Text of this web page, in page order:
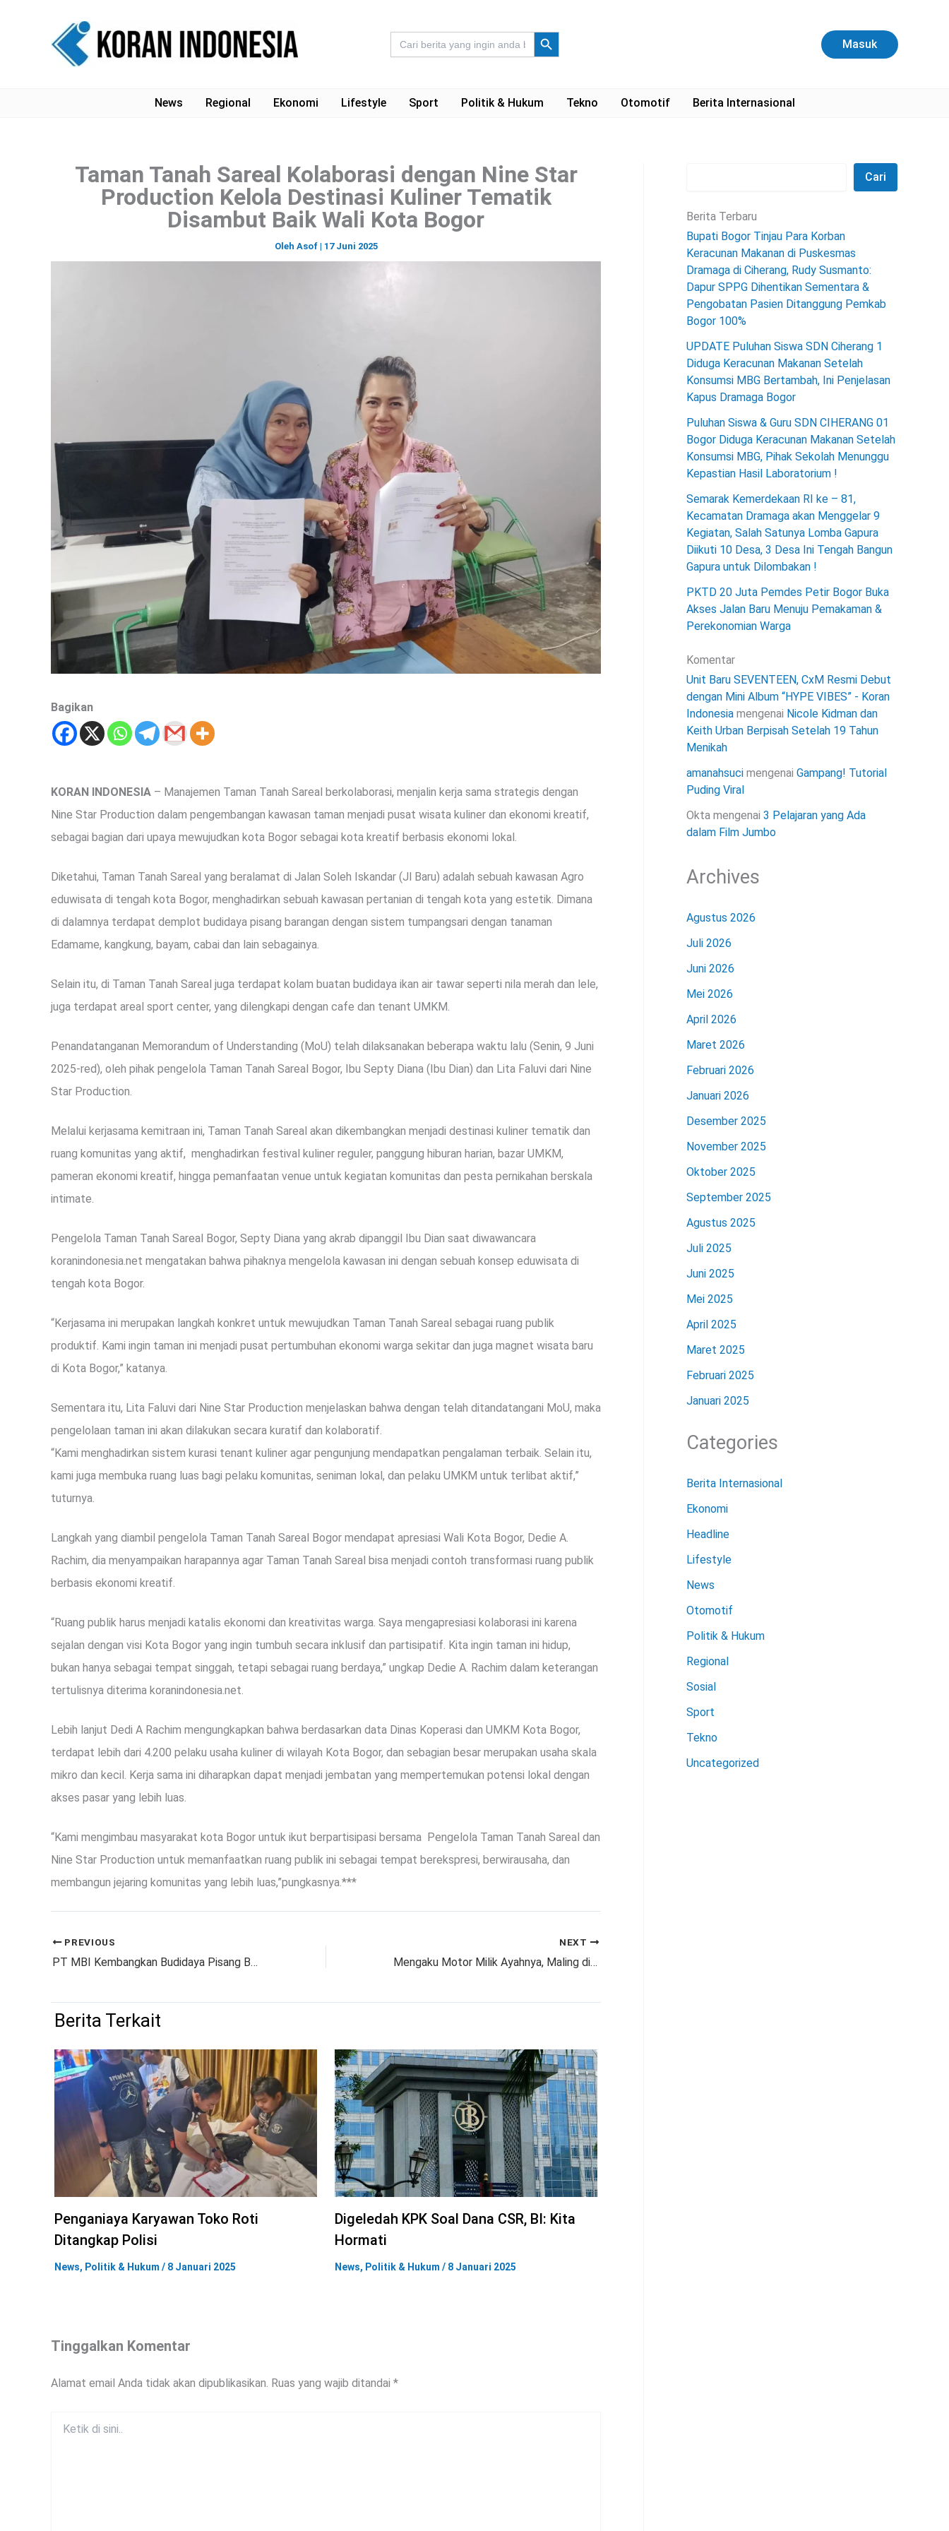
Search
for:
Search Button
Masuk
News Regional Ekonomi Lifestyle Sport Politik & Hukum Tekno Otomotif Berita Internasional
Taman Tanah Sareal Kolaborasi dengan Nine Star
Production Kelola Destinasi Kuliner Tematik
Disambut Baik Wali Kota Bogor
Oleh Asof | 17 Juni 2025
Bagikan
KORAN INDONESIA – Manajemen Taman Tanah Sareal berkolaborasi, menjalin kerja sama strategis dengan
Nine Star Production dalam pengembangan kawasan taman menjadi pusat wisata kuliner dan ekonomi kreatif,
sebagai bagian dari upaya mewujudkan kota Bogor sebagai kota kreatif berbasis ekonomi lokal.
Diketahui, Taman Tanah Sareal yang beralamat di Jalan Soleh Iskandar (Jl Baru) adalah sebuah kawasan Agro
eduwisata di tengah kota Bogor, menghadirkan sebuah kawasan pertanian di tengah kota yang estetik. Dimana
di dalamnya terdapat demplot budidaya pisang barangan dengan sistem tumpangsari dengan tanaman
Edamame, kangkung, bayam, cabai dan lain sebagainya.
Selain itu, di Taman Tanah Sareal juga terdapat kolam buatan budidaya ikan air tawar seperti nila merah dan lele,
juga terdapat areal sport center, yang dilengkapi dengan cafe dan tenant UMKM.
Penandatanganan Memorandum of Understanding (MoU) telah dilaksanakan beberapa waktu lalu (Senin, 9 Juni
2025-red), oleh pihak pengelola Taman Tanah Sareal Bogor, Ibu Septy Diana (Ibu Dian) dan Lita Faluvi dari Nine
Star Production.
Melalui kerjasama kemitraan ini, Taman Tanah Sareal akan dikembangkan menjadi destinasi kuliner tematik dan
ruang komunitas yang aktif, menghadirkan festival kuliner reguler, panggung hiburan harian, bazar UMKM,
pameran ekonomi kreatif, hingga pemanfaatan venue untuk kegiatan komunitas dan pesta pernikahan berskala
intimate.
Pengelola Taman Tanah Sareal Bogor, Septy Diana yang akrab dipanggil Ibu Dian saat diwawancara
koranindonesia.net mengatakan bahwa pihaknya mengelola kawasan ini dengan sebuah konsep eduwisata di
tengah kota Bogor.
“Kerjasama ini merupakan langkah konkret untuk mewujudkan Taman Tanah Sareal sebagai ruang publik
produktif. Kami ingin taman ini menjadi pusat pertumbuhan ekonomi warga sekitar dan juga magnet wisata baru
di Kota Bogor,” katanya.
Sementara itu, Lita Faluvi dari Nine Star Production menjelaskan bahwa dengan telah ditandatangani MoU, maka
pengelolaan taman ini akan dilakukan secara kuratif dan kolaboratif.
“Kami menghadirkan sistem kurasi tenant kuliner agar pengunjung mendapatkan pengalaman terbaik. Selain itu,
kami juga membuka ruang luas bagi pelaku komunitas, seniman lokal, dan pelaku UMKM untuk terlibat aktif,”
tuturnya.
Langkah yang diambil pengelola Taman Tanah Sareal Bogor mendapat apresiasi Wali Kota Bogor, Dedie A.
Rachim, dia menyampaikan harapannya agar Taman Tanah Sareal bisa menjadi contoh transformasi ruang publik
berbasis ekonomi kreatif.
“Ruang publik harus menjadi katalis ekonomi dan kreativitas warga. Saya mengapresiasi kolaborasi ini karena
sejalan dengan visi Kota Bogor yang ingin tumbuh secara inklusif dan partisipatif. Kita ingin taman ini hidup,
bukan hanya sebagai tempat singgah, tetapi sebagai ruang berdaya,” ungkap Dedie A. Rachim dalam keterangan
tertulisnya diterima koranindonesia.net.
Lebih lanjut Dedi A Rachim mengungkapkan bahwa berdasarkan data Dinas Koperasi dan UMKM Kota Bogor,
terdapat lebih dari 4.200 pelaku usaha kuliner di wilayah Kota Bogor, dan sebagian besar merupakan usaha skala
mikro dan kecil. Kerja sama ini diharapkan dapat menjadi jembatan yang mempertemukan potensi lokal dengan
akses pasar yang lebih luas.
“Kami mengimbau masyarakat kota Bogor untuk ikut berpartisipasi bersama Pengelola Taman Tanah Sareal dan
Nine Star Production untuk memanfaatkan ruang publik ini sebagai tempat berekspresi, berwirausaha, dan
membangun jejaring komunitas yang lebih luas,”pungkasnya.***
PREVIOUS
PT MBI Kembangkan Budidaya Pisang Barangan Jumbo Merah di Provinsi Banten, Ini Kata Kadis Pertanian Banten
NEXT
Mengaku Motor Milik Ayahnya, Maling di Depok Ini Diamuk Massa
Berita Terkait
Penganiaya Karyawan Toko Roti
Ditangkap Polisi
News, Politik & Hukum / 8 Januari 2025
Digeledah KPK Soal Dana CSR, BI: Kita
Hormati
News, Politik & Hukum / 8 Januari 2025
Tinggalkan Komentar
Alamat email Anda tidak akan dipublikasikan. Ruas yang wajib ditandai *
Cari
Berita Terbaru
Bupati Bogor Tinjau Para Korban
Keracunan Makanan di Puskesmas
Dramaga di Ciherang, Rudy Susmanto:
Dapur SPPG Dihentikan Sementara &
Pengobatan Pasien Ditanggung Pemkab
Bogor 100%
UPDATE Puluhan Siswa SDN Ciherang 1
Diduga Keracunan Makanan Setelah
Konsumsi MBG Bertambah, Ini Penjelasan
Kapus Dramaga Bogor
Puluhan Siswa & Guru SDN CIHERANG 01
Bogor Diduga Keracunan Makanan Setelah
Konsumsi MBG, Pihak Sekolah Menunggu
Kepastian Hasil Laboratorium !
Semarak Kemerdekaan RI ke – 81,
Kecamatan Dramaga akan Menggelar 9
Kegiatan, Salah Satunya Lomba Gapura
Diikuti 10 Desa, 3 Desa Ini Tengah Bangun
Gapura untuk Dilombakan !
PKTD 20 Juta Pemdes Petir Bogor Buka
Akses Jalan Baru Menuju Pemakaman &
Perekonomian Warga
Komentar
Unit Baru SEVENTEEN, CxM Resmi Debut
dengan Mini Album “HYPE VIBES” - Koran
Indonesia mengenai Nicole Kidman dan
Keith Urban Berpisah Setelah 19 Tahun
Menikah
amanahsuci mengenai Gampang! Tutorial
Puding Viral
Okta mengenai 3 Pelajaran yang Ada
dalam Film Jumbo
Archives
Agustus 2026
Juli 2026
Juni 2026
Mei 2026
April 2026
Maret 2026
Februari 2026
Januari 2026
Desember 2025
November 2025
Oktober 2025
September 2025
Agustus 2025
Juli 2025
Juni 2025
Mei 2025
April 2025
Maret 2025
Februari 2025
Januari 2025
Categories
Berita Internasional
Ekonomi
Headline
Lifestyle
News
Otomotif
Politik & Hukum
Regional
Sosial
Sport
Tekno
Uncategorized